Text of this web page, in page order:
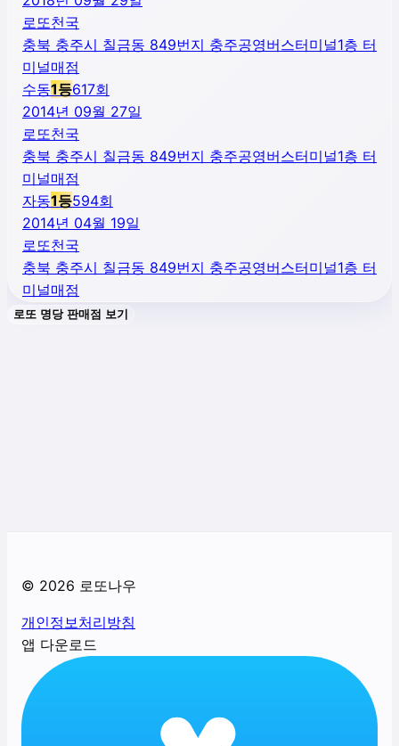
로또천국
충북 충주시 칠금동 849번지 충주공영버스터미널1층 터
미널매점
수동1등617회
2014년 09월 27일
로또천국
충북 충주시 칠금동 849번지 충주공영버스터미널1층 터
미널매점
자동1등594회
2014년 04월 19일
로또천국
충북 충주시 칠금동 849번지 충주공영버스터미널1층 터
미널매점
로또 명당 판매점 보기
© 2026 로또나우
개인정보처리방침
앱 다운로드